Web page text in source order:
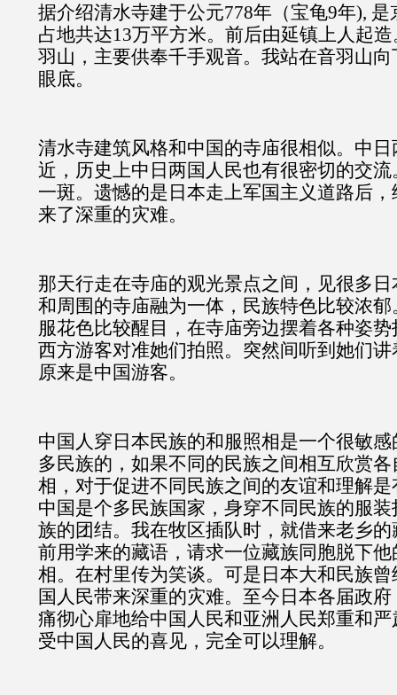
据介绍清水寺建于公元778年（宝龟9年),
占地共达13万平方米。前后由延镇上人起
羽山，主要供奉千手观音。我站在音羽山
眼底。
清水寺建筑风格和中国的寺庙很相似。中
近，历史上中日两国人民也有很密切的交
一斑。遗憾的是日本走上军国主义道路后
来了深重的灾难。
那天行走在寺庙的观光景点之间，见很多
和周围的寺庙融为一体，民族特色比较浓
服花色比较醒目，在寺庙旁边摆着各种姿
西方游客对准她们拍照。突然间听到她们
原来是中国游客。
中国人穿日本民族的和服照相是一个很敏
多民族的，如果不同的民族之间相互欣赏
相，对于促进不同民族之间的友谊和理解
中国是个多民族国家，身穿不同民族的服
族的团结。我在牧区插队时，就借来老乡
前用学来的藏语，请求一位藏族同胞脱下
相。在村里传为笑谈。可是日本大和民族
国人民带来深重的灾难。至今日本各届政
痛彻心扉地给中国人民和亚洲人民郑重和
受中国人民的喜见，完全可以理解。